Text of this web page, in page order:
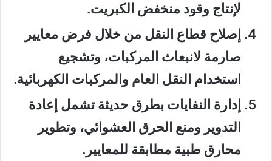
لإنتاج وقود منخفض الكبريت.
إصلاح قطاع النقل من خلال فرض معايير
صارمة لانبعاث المركبات، وتشجيع
استخدام النقل العام والمركبات الكهربائية.
إدارة النفايات بطرق حديثةتشمل إعادة
التدوير ومنع الحرق العشوائي، وتطوير
محارق طبية مطابقة للمعايير.